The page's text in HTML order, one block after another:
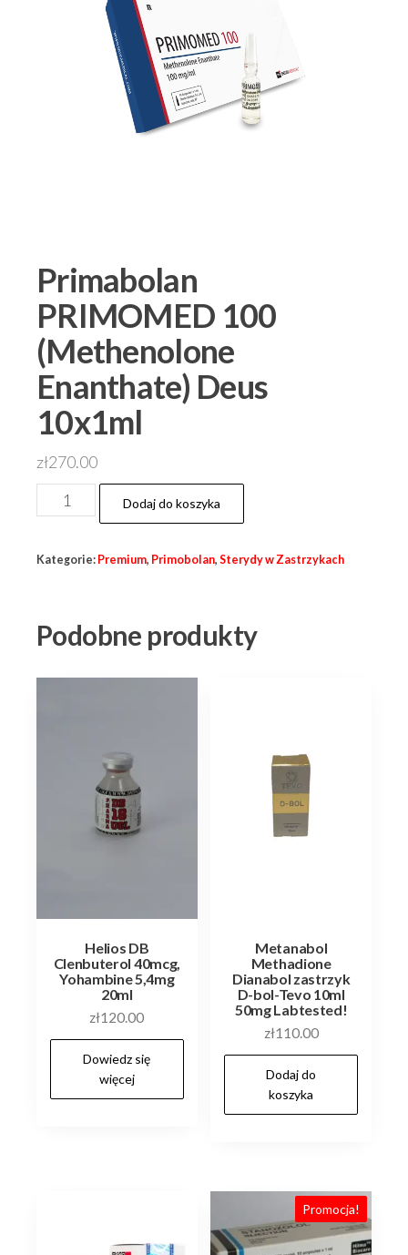
Primabolan
PRIMOMED 100
(Methenolone
Enanthate) Deus
10x1ml
zł270.00
ilość
Primabolan
Enanthate)
Deus
10x1ml
Dodaj do koszyka
Kategorie: Premium, Primobolan, Sterydy w Zastrzykach
Podobne produkty
Helios DB
Clenbuterol 40mcg,
Yohambine 5,4mg
20ml
zł120.00
Dowiedz się
więcej
Metanabol
Methadione
Dianabol zastrzyk
D-bol-Tevo 10ml
50mg Labtested!
zł110.00
Dodaj do
koszyka
Promocja!